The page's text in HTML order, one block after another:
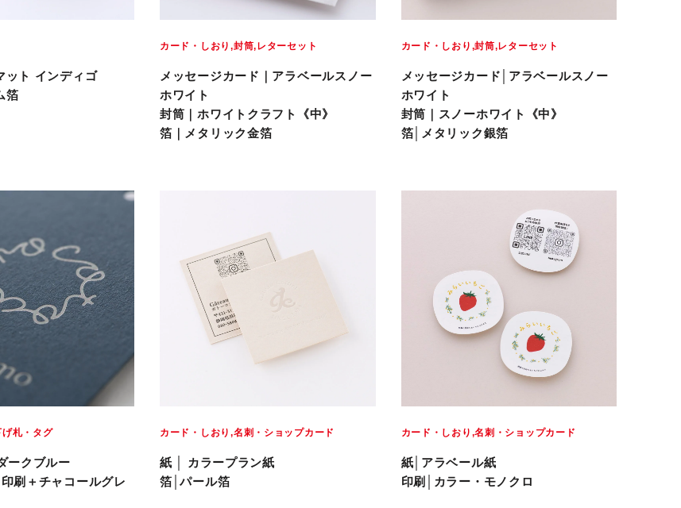
ット インディゴ
箔
カード・しおり 封筒 レターセット
メッセージカード｜アラベールスノー
ホワイト
封筒｜ホワイトクラフト《中》
箔｜メタリック金箔
カード・しおり 封筒 レターセット
メッセージカード│アラベールスノー
ホワイト
封筒｜スノーホワイト《中》
箔│メタリック銀箔
げ札・タグ
ークブルー
刷＋チャコールグレ
カード・しおり 名刺・ショップカード
紙 │ カラープラン紙
箔│パール箔
カード・しおり 名刺・ショップカード
紙│アラベール紙
印刷│カラー・モノクロ